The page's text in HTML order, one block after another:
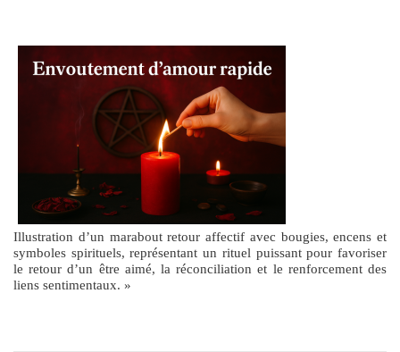
Illustration d’un marabout retour affectif avec bougies, encens et
symboles spirituels, représentant un rituel puissant pour favoriser
le retour d’un être aimé, la réconciliation et le renforcement des
liens sentimentaux. »